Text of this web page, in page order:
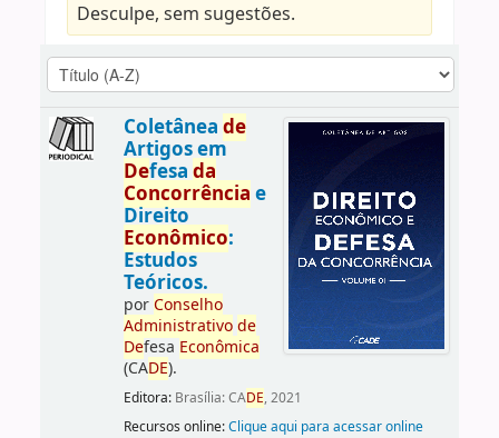
Desculpe, sem sugestões.
Coletânea de
Artigos em
Defesa da
Concorrência e
Direito
Econômico:
Estudos
Teóricos.
porConselho
Administrativo de
Defesa Econômica
(CADE).
Editora: Brasília: CADE, 2021
Recursos online:Clique aqui para acessar online